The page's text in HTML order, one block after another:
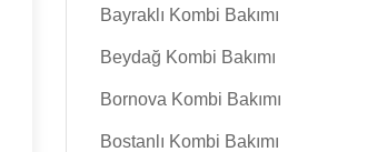
Bayraklı Kombi Bakımı
Beydağ Kombi Bakımı
Bornova Kombi Bakımı
Bostanlı Kombi Bakımı